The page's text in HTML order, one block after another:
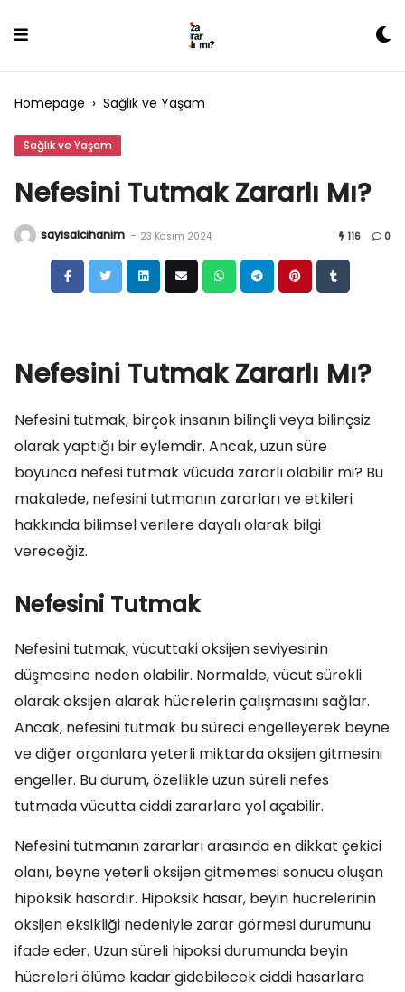
Homepage › Sağlık ve Yaşam
Sağlık ve Yaşam
Nefesini Tutmak Zararlı Mı?
sayisalcihanim - 23 Kasım 2024 116 0
Nefesini Tutmak Zararlı Mı?
Nefesini tutmak, birçok insanın bilinçli veya bilinçsiz
olarak yaptığı bir eylemdir. Ancak, uzun süre
boyunca nefesi tutmak vücuda zararlı olabilir mi? Bu
makalede, nefesini tutmanın zararları ve etkileri
hakkında bilimsel verilere dayalı olarak bilgi
vereceğiz.
Nefesini Tutmak
Nefesini tutmak, vücuttaki oksijen seviyesinin
düşmesine neden olabilir. Normalde, vücut sürekli
olarak oksijen alarak hücrelerin çalışmasını sağlar.
Ancak, nefesini tutmak bu süreci engelleyerek beyne
ve diğer organlara yeterli miktarda oksijen gitmesini
engeller. Bu durum, özellikle uzun süreli nefes
tutmada vücutta ciddi zararlara yol açabilir.
Nefesini tutmanın zararları arasında en dikkat çekici
olanı, beyne yeterli oksijen gitmemesi sonucu oluşan
hipoksik hasardır. Hipoksik hasar, beyin hücrelerinin
oksijen eksikliği nedeniyle zarar görmesi durumunu
ifade eder. Uzun süreli hipoksi durumunda beyin
hücreleri ölüme kadar gidebilecek ciddi hasarlara